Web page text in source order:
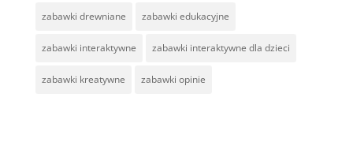
zabawki drewniane zabawki edukacyjne
zabawki interaktywne zabawki interaktywne dla dzieci
zabawki kreatywne zabawki opinie